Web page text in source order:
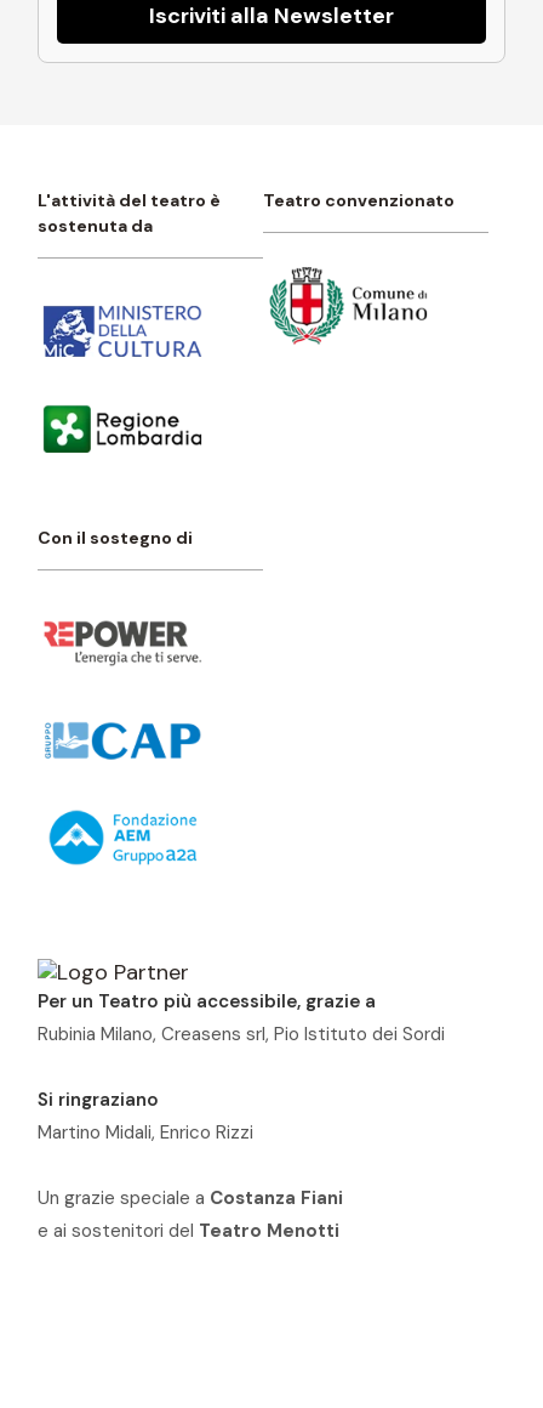
Iscriviti alla Newsletter
L'attività del teatro è
sostenuta da
Teatro convenzionato
Con il sostegno di
Per un Teatro più accessibile, grazie a
Rubinia Milano, Creasens srl, Pio Istituto dei Sordi
Si ringraziano
Martino Midali, Enrico Rizzi
Un grazie speciale a Costanza Fiani
e ai sostenitori del Teatro Menotti